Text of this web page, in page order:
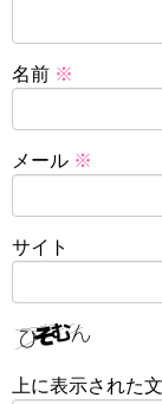
名前 ※
メール ※
サイト
上に表示された